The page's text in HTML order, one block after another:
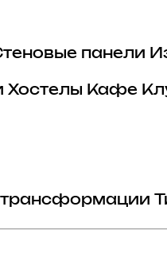
панели
Хостелы Кафе